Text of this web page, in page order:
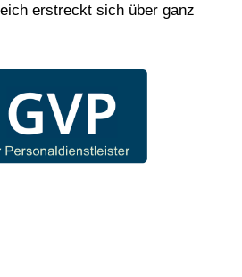
erstreckt sich über ganz